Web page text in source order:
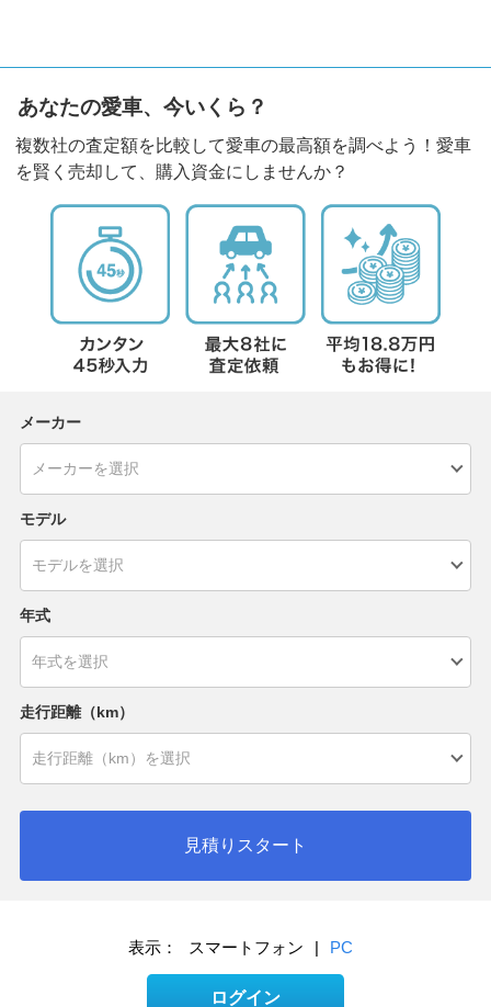
あなたの愛車、今いくら？
複数社の査定額を比較して愛車の最高額を調べよう！愛車
を賢く売却して、購入資金にしませんか？
メーカー
モデル
年式
走行距離（km）
見積りスタート
表示： スマートフォン | PC
ログイン